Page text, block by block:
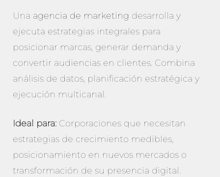
Una agencia de marketing desarrolla y
ejecuta estrategias integrales para
posicionar marcas, generar demanda y
convertir audiencias en clientes. Combina
análisis de datos, planificación estratégica y
ejecución multicanal.
Ideal para: Corporaciones que necesitan
estrategias de crecimiento medibles,
posicionamiento en nuevos mercados o
transformación de su presencia digital.